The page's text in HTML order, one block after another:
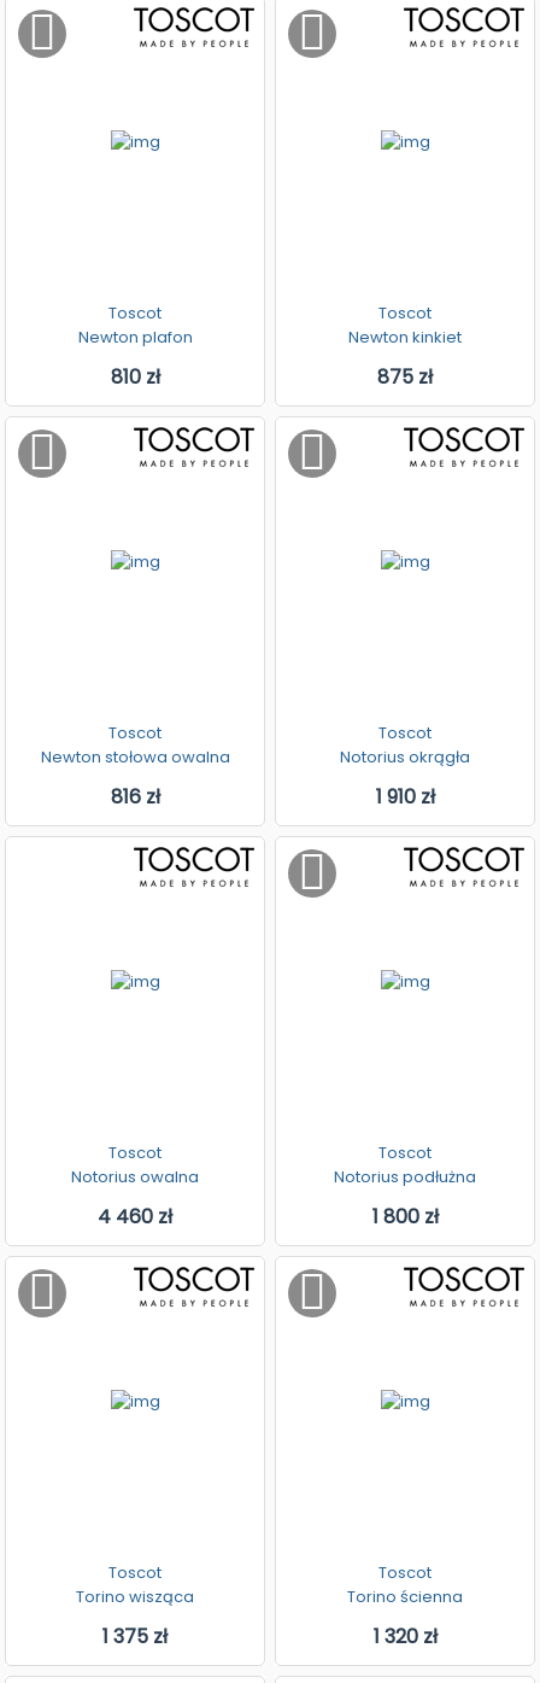
Toscot
Newton plafon
810 zł
Toscot
Newton kinkiet
875 zł
Toscot
Newton stołowa owalna
816 zł
Toscot
Notorius okrągła
1 910 zł
Toscot
Notorius owalna
4 460 zł
Toscot
Notorius podłużna
1 800 zł
Toscot
Torino wisząca
1 375 zł
Toscot
Torino ścienna
1 320 zł